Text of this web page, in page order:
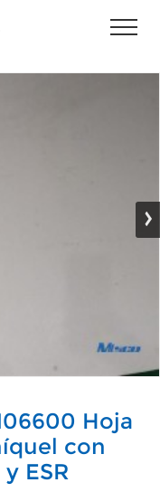
Hoja
con
ESR